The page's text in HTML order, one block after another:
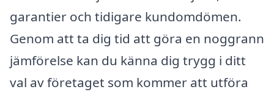
garantier och tidigare kundomdömen.
Genom att ta dig tid att göra en noggrann
jämförelse kan du känna dig trygg i ditt
val av företaget som kommer att utföra